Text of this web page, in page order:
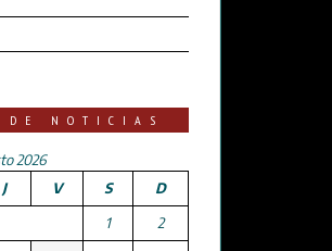
DE NOTICIAS
2026
J V S
D
1
2